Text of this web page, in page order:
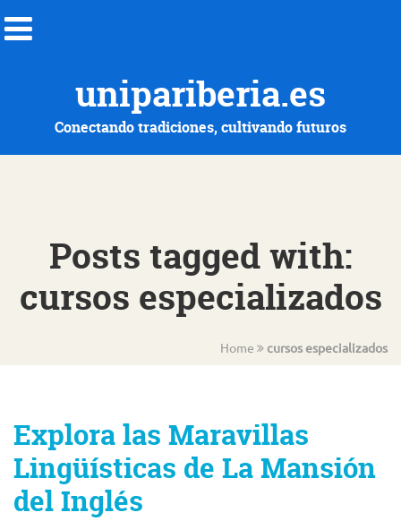
unipariberia.es
Conectando tradiciones, cultivando futuros
Posts tagged with:
cursos especializados
Home cursos especializados
Explora las Maravillas
Lingüísticas de La Mansión
del Inglés